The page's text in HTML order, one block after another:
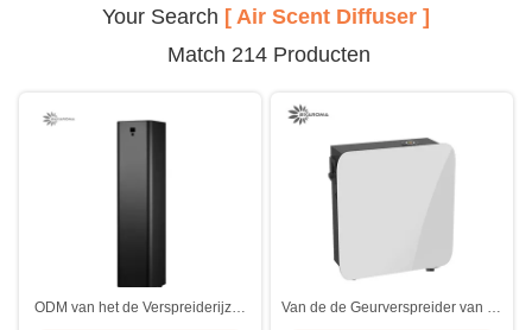
Your Search [ Air Scent Diffuser ]
Match 214 Producten
ODM van het de Verspreiderijzer
Van de de Geurverspreider van de